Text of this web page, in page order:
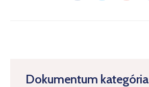
Dokumentum kategória